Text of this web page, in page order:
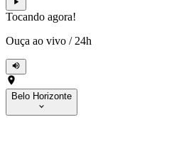
Tocando agora!
Ouça ao vivo / 24h
Belo Horizonte